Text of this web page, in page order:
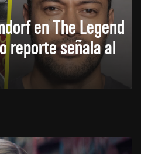
en The Legend
reporte señala al